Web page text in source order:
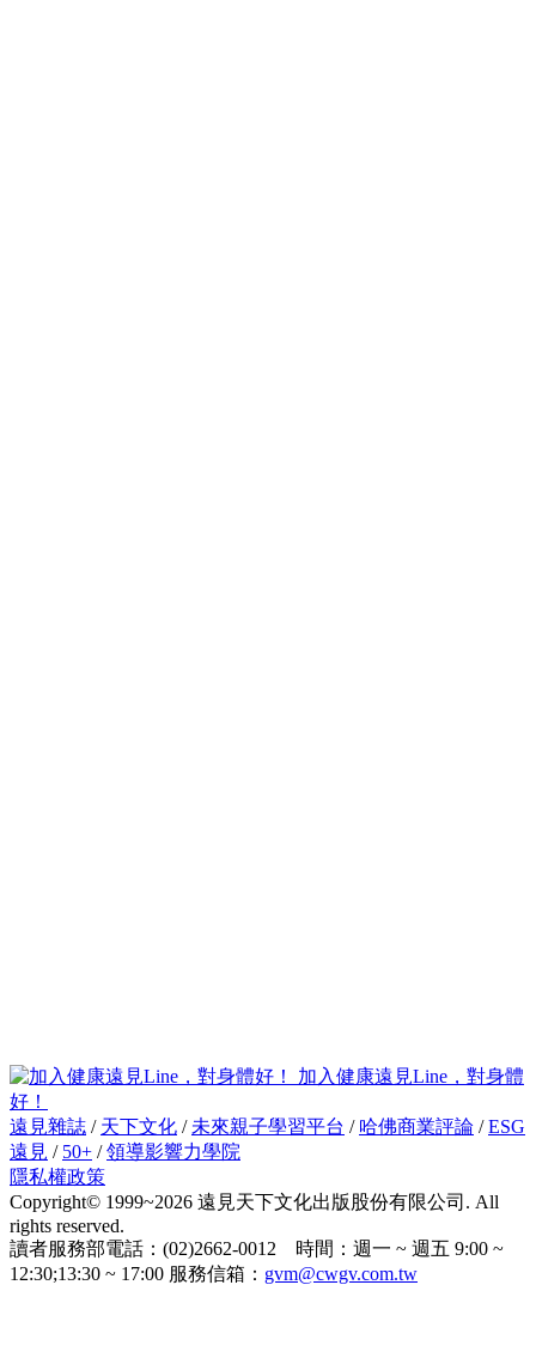
加入健康遠見Line，對身體
好！
遠見雜誌 / 天下文化 / 未來親子學習平台 / 哈佛商業評論 /ESG
遠見 / 50+ /領導影響力學院
隱私權政策
Copyright© 1999~2026 遠見天下文化出版股份有限公司. All
rights reserved.
讀者服務部電話：(02)2662-0012 時間：週一 ~ 週五 9:00 ~
12:30;13:30 ~ 17:00 服務信箱： gvm@cwgv.com.tw